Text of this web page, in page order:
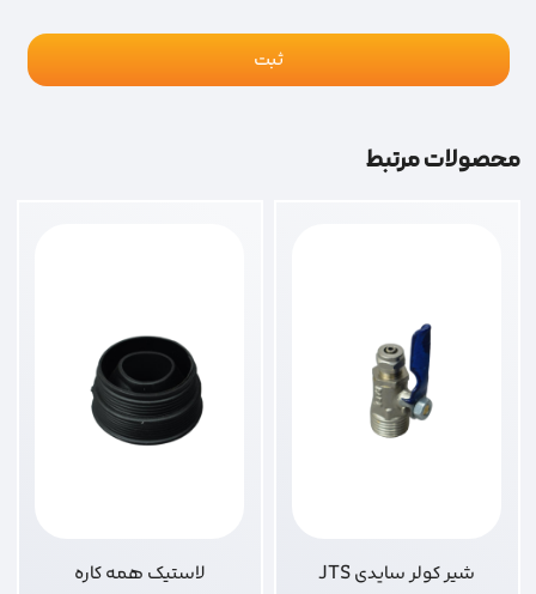
محصولات مرتبط
شیر کولر سایدی JTS لاستیک همه کاره